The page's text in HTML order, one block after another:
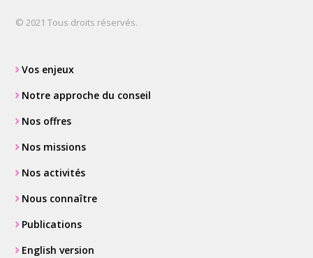
© 2021 Tous droits réservés.
Vos enjeux
Notre approche du conseil
Nos offres
Nos missions
Nos activités
Nous connaître
Publications
English version